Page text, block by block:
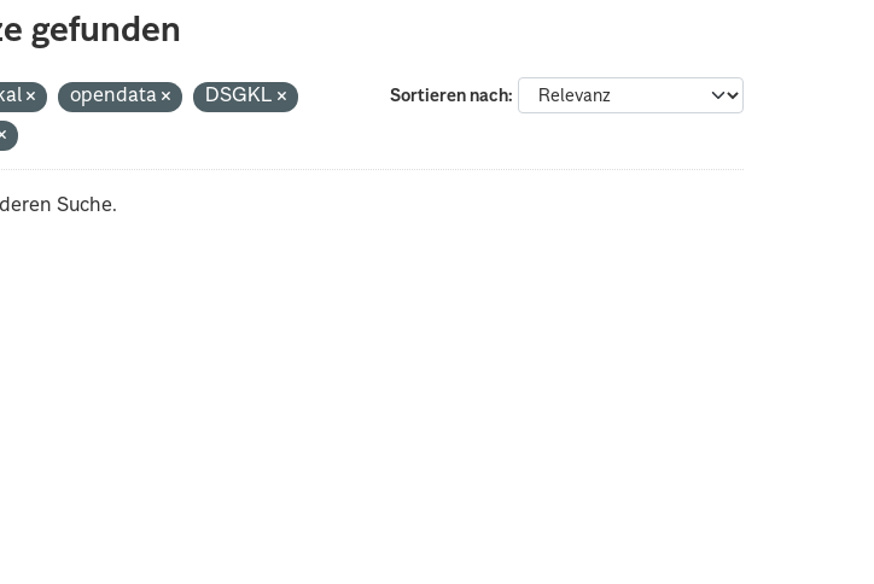
gefunden
Sortieren nach
opendata
DSGKL
Suche.